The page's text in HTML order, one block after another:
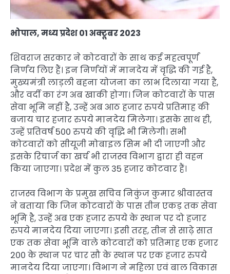
भोपाल, मध्य प्रदेश 01 अक्टूबर 2023
शिवराज सरकार ने कोटवारों के साथ कई महत्वपूर्ण
निर्णय लिए हैं। इन निर्णयों में मानदेय में वृद्धि की गई है,
मुख्यमंत्री लाड़ली बहना योजना का लाभ दिलाया गया है,
और वर्दी का रंग अब खाकी होगा। जिन कोटवारों के पास
सेवा भूमि नहीं है, उन्हें अब आठ हजार रुपये प्रतिमाह की
बजाय चार हजार रुपये मानदेय मिलेगा। इसके साथ ही,
उन्हें प्रतिवर्ष 500 रुपये की वृद्धि भी मिलेगी। सभी
कोटवारों को सीयूजी मोबाइल सिम भी दी जाएगी और
इसके रिचार्ज का खर्च भी राजस्व विभाग द्वारा ही वहन
किया जाएगा। प्रदेश में कुल 35 हजार कोटवार हैं।
राजस्व विभाग के प्रमुख सचिव निकुंज कुमार श्रीवास्तव
ने बताया कि जिन कोटवारों के पास तीन एकड़ तक सेवा
भूमि है, उन्हें अब एक हजार रुपये के स्थान पर दो हजार
रुपये मानदेय दिया जाएगा। इसी तरह, तीन से साढ़े सात
एक तक सेवा भूमि वाले कोटवारों को प्रतिमाह एक हजार
200 के स्थान पर चार सौ के स्थान पर एक हजार रुपये
मानदेय दिया जाएगा। विभाग ने महिला एवं बाल विकास